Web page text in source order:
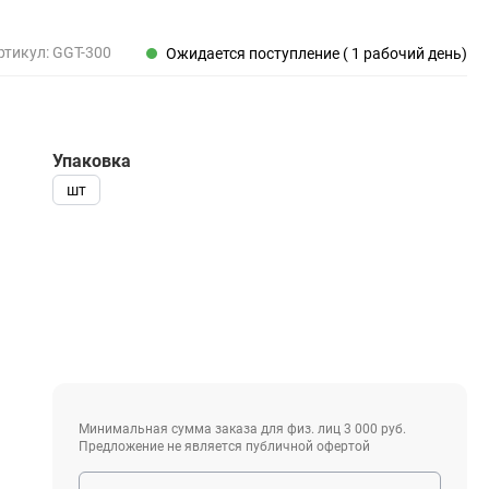
Герметики
GGT-300 Ожидается поступление ( 1 рабочий день)
Упаковка
шт
Минимальная сумма заказа для физ. лиц 3 000 руб.
Предложение не является публичной офертой